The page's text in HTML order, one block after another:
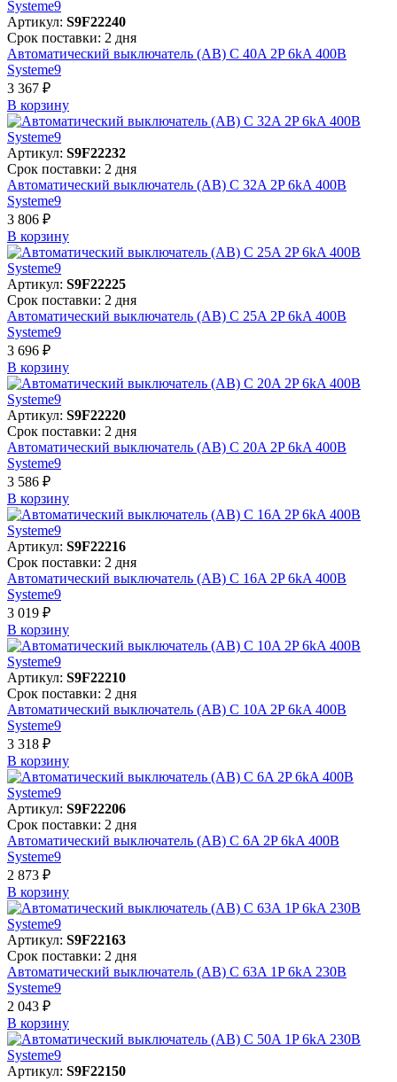
Артикул: S9F22240
Срок поставки: 2 дня
Автоматический выключатель (АВ) C 40A 2P 6kA 400В
Systeme9
3 367 ₽
В корзинy
Артикул: S9F22232
Срок поставки: 2 дня
Автоматический выключатель (АВ) C 32A 2P 6kA 400В
Systeme9
3 806 ₽
В корзинy
Артикул: S9F22225
Срок поставки: 2 дня
Автоматический выключатель (АВ) C 25A 2P 6kA 400В
Systeme9
3 696 ₽
В корзинy
Артикул: S9F22220
Срок поставки: 2 дня
Автоматический выключатель (АВ) C 20A 2P 6kA 400В
Systeme9
3 586 ₽
В корзинy
Артикул: S9F22216
Срок поставки: 2 дня
Автоматический выключатель (АВ) C 16A 2P 6kA 400В
Systeme9
3 019 ₽
В корзинy
Артикул: S9F22210
Срок поставки: 2 дня
Автоматический выключатель (АВ) C 10A 2P 6kA 400В
Systeme9
3 318 ₽
В корзинy
Артикул: S9F22206
Срок поставки: 2 дня
Автоматический выключатель (АВ) C 6A 2P 6kA 400В
Systeme9
2 873 ₽
В корзинy
Артикул: S9F22163
Срок поставки: 2 дня
Автоматический выключатель (АВ) C 63A 1P 6kA 230В
Systeme9
2 043 ₽
В корзинy
Артикул: S9F22150